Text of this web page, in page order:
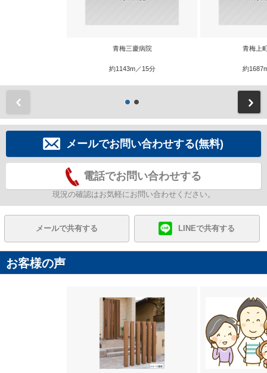
青梅三慶病院
約1143m／15分
青梅上
約
メールでお問い合わせする(無料)
電話でお問い合わせする
現況の確認はお気軽にお問い合わせください。
メールで共有する LINEで共有する
お客様の声